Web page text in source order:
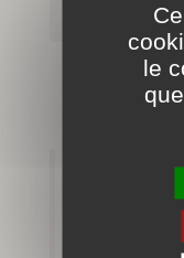
EN
le